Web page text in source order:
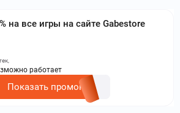
на все игры на сайте Gabestore
работает
Показать промокод